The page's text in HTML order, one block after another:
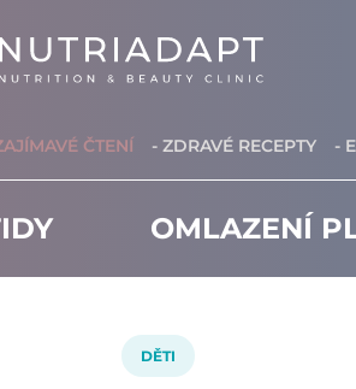
ČTENÍ - ZDRAVÉ RECEPTY -
OMLAZENÍ
DĚTI